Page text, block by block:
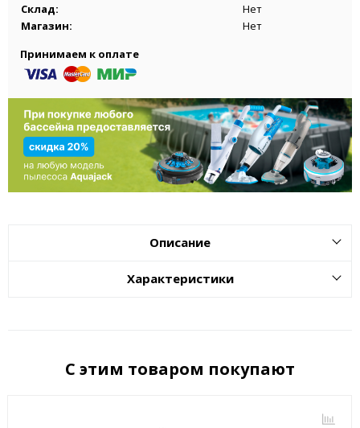
Склад:
Нет
Магазин:
Нет
Принимаем к оплате
Описание
Характеристики
С этим товаром покупают